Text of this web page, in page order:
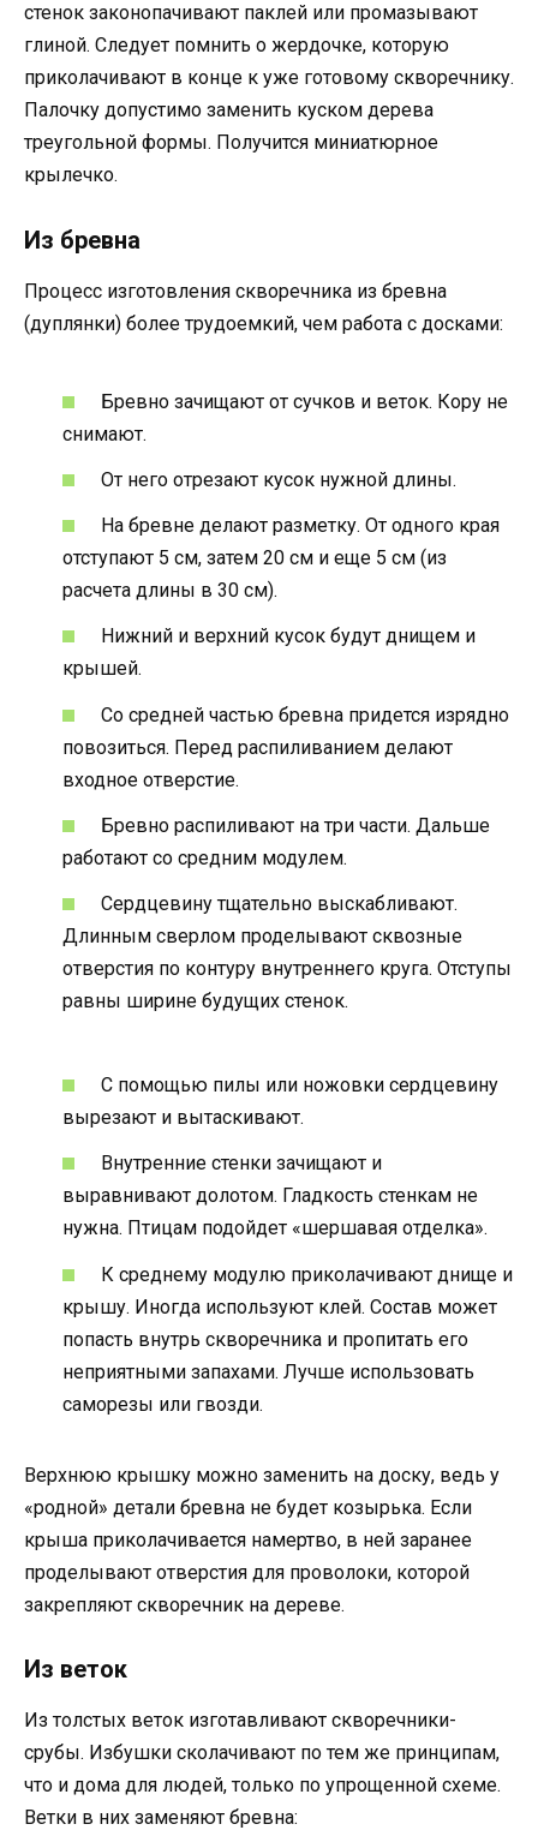
стенок законопачивают паклей или промазывают
глиной. Следует помнить о жердочке, которую
приколачивают в конце к уже готовому скворечнику.
Палочку допустимо заменить куском дерева
треугольной формы. Получится миниатюрное
крылечко.
Из бревна
Процесс изготовления скворечника из бревна
(дуплянки) более трудоемкий, чем работа с досками:
Бревно зачищают от сучков и веток. Кору не
снимают.
От него отрезают кусок нужной длины.
На бревне делают разметку. От одного края
отступают 5 см, затем 20 см и еще 5 см (из
расчета длины в 30 см).
Нижний и верхний кусок будут днищем и
крышей.
Со средней частью бревна придется изрядно
повозиться. Перед распиливанием делают
входное отверстие.
Бревно распиливают на три части. Дальше
работают со средним модулем.
Сердцевину тщательно выскабливают.
Длинным сверлом проделывают сквозные
отверстия по контуру внутреннего круга. Отступы
равны ширине будущих стенок.
С помощью пилы или ножовки сердцевину
вырезают и вытаскивают.
Внутренние стенки зачищают и
выравнивают долотом. Гладкость стенкам не
нужна. Птицам подойдет «шершавая отделка».
К среднему модулю приколачивают днище и
крышу. Иногда используют клей. Состав может
попасть внутрь скворечника и пропитать его
неприятными запахами. Лучше использовать
саморезы или гвозди.
Верхнюю крышку можно заменить на доску, ведь у
«родной» детали бревна не будет козырька. Если
крыша приколачивается намертво, в ней заранее
проделывают отверстия для проволоки, которой
закрепляют скворечник на дереве.
Из веток
Из толстых веток изготавливают скворечники-
срубы. Избушки сколачивают по тем же принципам,
что и дома для людей, только по упрощенной схеме.
Ветки в них заменяют бревна: